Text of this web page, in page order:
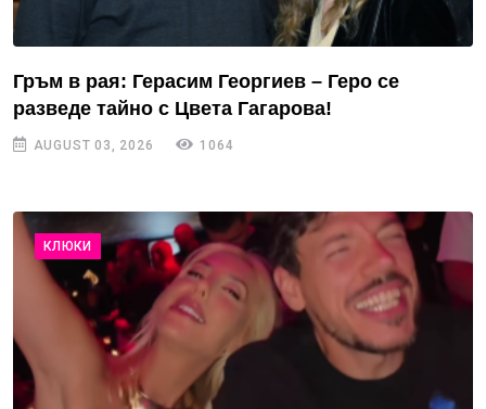
Гръм в рая: Герасим Георгиев – Геро се
разведе тайно с Цвета Гагарова!
AUGUST 03, 2026 1064
КЛЮКИ